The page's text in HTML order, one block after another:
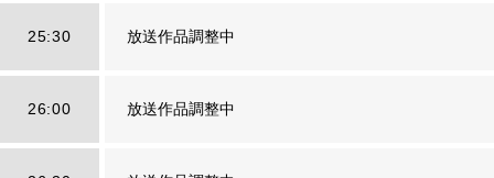
25:30 放送作品調整中
26:00 放送作品調整中